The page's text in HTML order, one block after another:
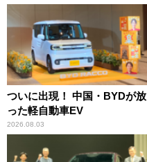
ついに出現！ 中国・BYDが放
った軽自動車EV
2026.08.03